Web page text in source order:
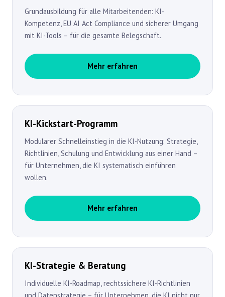
Grundausbildung für alle Mitarbeitenden: KI-
Kompetenz, EU AI Act Compliance und sicherer Umgang
mit KI-Tools – für die gesamte Belegschaft.
Mehr erfahren
KI-Kickstart-Programm
Modularer Schnelleinstieg in die KI-Nutzung: Strategie,
Richtlinien, Schulung und Entwicklung aus einer Hand –
für Unternehmen, die KI systematisch einführen
wollen.
Mehr erfahren
KI-Strategie & Beratung
Individuelle KI-Roadmap, rechtssichere KI-Richtlinien